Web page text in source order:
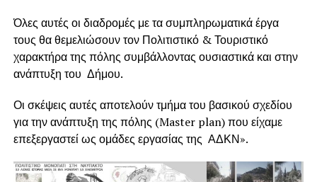
Όλες αυτές οι διαδρομές με τα συμπληρωματικά έργα
τους θα θεμελιώσουν τον Πολιτιστικό & Τουριστικό
χαρακτήρα της πόλης συμβάλλοντας ουσιαστικά και στην
ανάπτυξη του Δήμου.
Οι σκέψεις αυτές αποτελούν τμήμα του βασικού σχεδίου
για την ανάπτυξη της πόλης (Master plan) που είχαμε
επεξεργαστεί ως ομάδες εργασίας της ΑΔΚΝ».